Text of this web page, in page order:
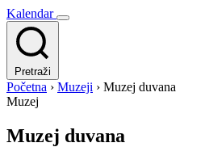
Kalendar
Pretraži
Početna › Muzeji › Muzej duvana
Muzej
Muzej duvana